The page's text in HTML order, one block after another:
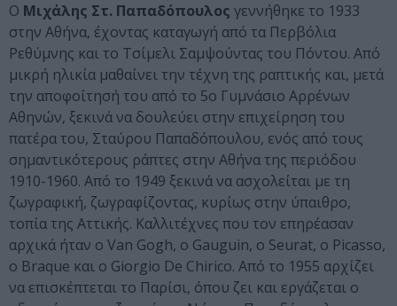
Ο Μιχάλης Στ. Παπαδόπουλος γεννήθηκε το 1933
στην Αθήνα, έχοντας καταγωγή από τα Περβόλια
Ρεθύμνης και το Τσίμελι Σαμψούντας του Πόντου. Από
μικρή ηλικία μαθαίνει την τέχνη της ραπτικής και, μετά
την αποφοίτησή του από το 5ο Γυμνάσιο Αρρένων
Αθηνών, ξεκινά να δουλεύει στην επιχείρηση του
πατέρα του, Σταύρου Παπαδόπουλου, ενός από τους
σημαντικότερους ράπτες στην Αθήνα της περιόδου
1910-1960. Από το 1949 ξεκινά να ασχολείται με τη
ζωγραφική, ζωγραφίζοντας, κυρίως στην ύπαιθρο,
τοπία της Αττικής. Καλλιτέχνες που τον επηρέασαν
αρχικά ήταν ο Van Gogh, ο Gauguin, ο Seurat, ο Picasso,
ο Braque και ο Giorgio De Chirico. Από το 1955 αρχίζει
να επισκέπτεται το Παρίσι, όπου ζει και εργάζεται ο